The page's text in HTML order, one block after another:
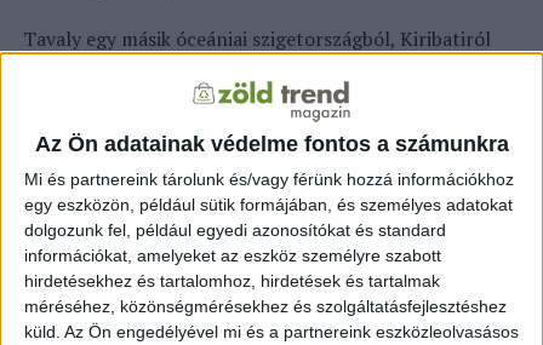
Az Ön adatainak védelme fontos a számunkra
Mi és partnereink tárolunk és/vagy férünk hozzá információkhoz
egy eszközön, például sütik formájában, és személyes adatokat
dolgozunk fel, például egyedi azonosítókat és standard
információkat, amelyeket az eszköz személyre szabott
hirdetésekhez és tartalomhoz, hirdetések és tartalmak
méréséhez, közönségmérésekhez és szolgáltatásfejlesztéshez
küld. Az Ön engedélyével mi és a partnereink eszközleolvasásos
Tavaly egy másik óceániai szigetországból, Kiribatiról
Új-Zéland, ők jelenleg is a kitoloncolás ellen küzdenek.
Kérelmük alapja ugyancsak az volt, hogy az emelkedő
tengerszint veszélyezteti az ivóvíz minőségét,
forrás:hir24.hu
KAPCSOLÓDÓ TARTALOM: KLÍMAMENEKÜLTEK ÚJ-ZÉLAND